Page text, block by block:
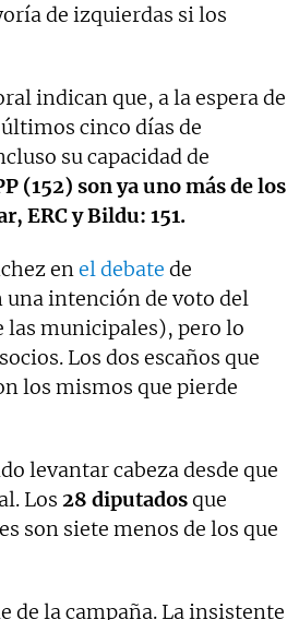
de izquierdas si los
indican que, a la espera de
cinco días de
su capacidad de
(152) son ya uno más de los
ERC y Bildu: 151.
enel debate de
una intención de voto del
las municipales), pero lo
Los dos escaños que
los mismos que pierde
levantar cabeza desde que
Los 28 diputadosque
son siete menos de los que
de la campaña. La insistente